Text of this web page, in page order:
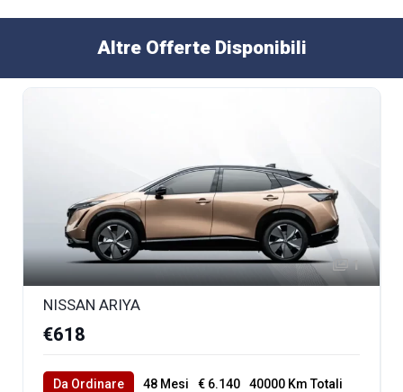
Altre Offerte Disponibili
1
NISSAN ARIYA
€618
Da Ordinare 48 Mesi € 6.140 40000 Km Totali